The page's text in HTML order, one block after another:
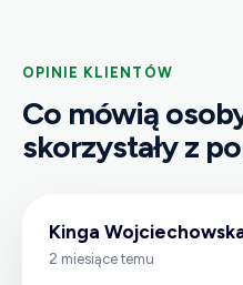
OPINIE KLIENTÓW
Co mówią
skorzystały z
Kinga
2 miesiące temu